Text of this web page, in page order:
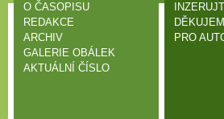
O ČASOPISU
REDAKCE
ARCHIV
GALERIE OBÁLEK
AKTUÁLNÍ ČÍSLO
PRO